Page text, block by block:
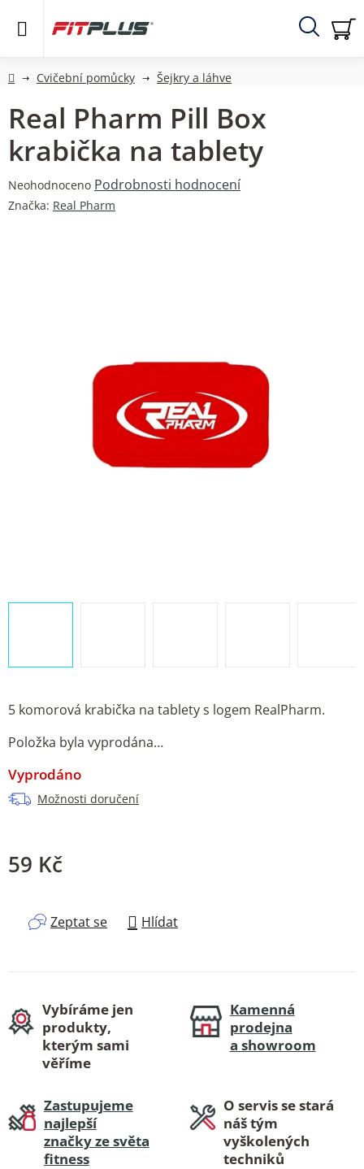
Hledat
DomůCvičební pomůcky Šejkry a láhve
5 komorová krabička na tablety s logem RealPharm.
Položka byla vyprodána…
Vyprodáno
Možnosti doručení
59 Kč
Zeptat se Hlídat
Real Pharm Pill Box
krabička na tablety
Průměrné
hodnocení
Neohodnoceno Podrobnosti hodnocení
Značka: Real Pharm
Vybíráme jen
produkty,
kterým sami
věříme
Kamenná
prodejna
a showroom
Zastupujeme
najlepší
značky ze světa
fitness
O servis se stará
náš tým
vyškolených
techniků